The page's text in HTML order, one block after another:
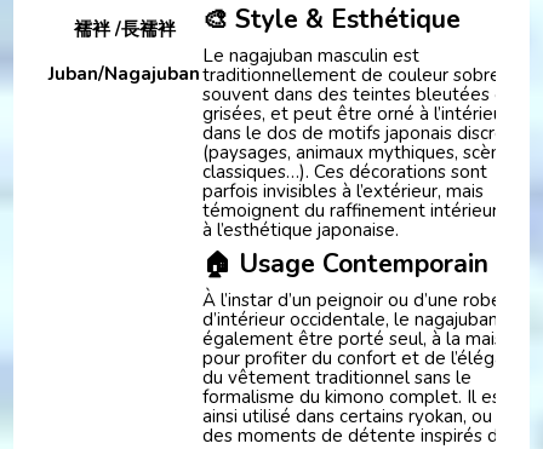
襦袢 /長襦袢
Juban/Nagajuban
🎨 Style & Esthétique
Le nagajuban masculin est
traditionnellement de couleur sobre,
souvent dans des teintes bleutées ou
grisées, et peut être orné à l’intérieur ou
dans le dos de motifs japonais discrets
(paysages, animaux mythiques, scènes
classiques…). Ces décorations sont
parfois invisibles à l’extérieur, mais
témoignent du raffinement intérieur cher
à l’esthétique japonaise.
🏠 Usage Contemporain
À l’instar d’un peignoir ou d’une robe
d’intérieur occidentale, le nagajuban peut
également être porté seul, à la maison,
pour profiter du confort et de l’élégance
du vêtement traditionnel sans le
formalisme du kimono complet. Il est
ainsi utilisé dans certains ryokan, ou pour
des moments de détente inspirés du